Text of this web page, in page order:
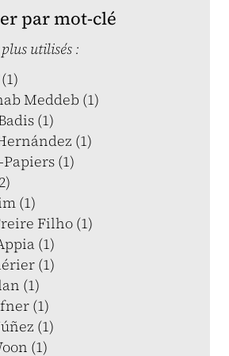
par mot-clé
utilisés :
Meddeb (1)
(1)
(1)
(1)
(1)
Filho (1)
(1)
(1)
(1)
(1)
(1)
(1)